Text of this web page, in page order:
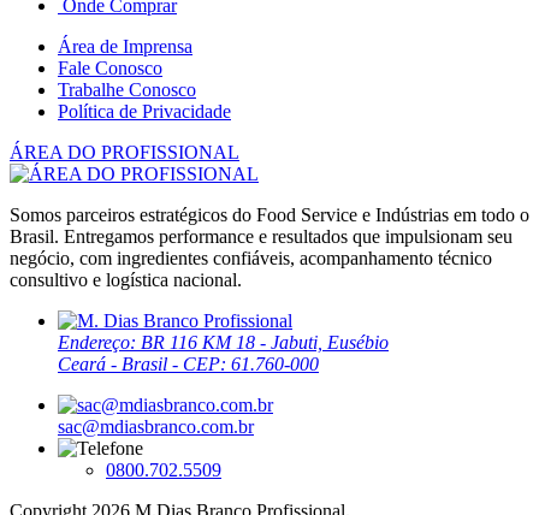
Onde Comprar
Área de Imprensa
Fale Conosco
Trabalhe Conosco
Política de Privacidade
ÁREA DO PROFISSIONAL
Somos parceiros estratégicos do Food Service e Indústrias em todo o
Brasil. Entregamos performance e resultados que impulsionam seu
negócio, com ingredientes confiáveis, acompanhamento técnico
consultivo e logística nacional.
Endereço: BR 116 KM 18 - Jabuti, Eusébio
Ceará - Brasil - CEP: 61.760-000
sac@mdiasbranco.com.br
0800.702.5509